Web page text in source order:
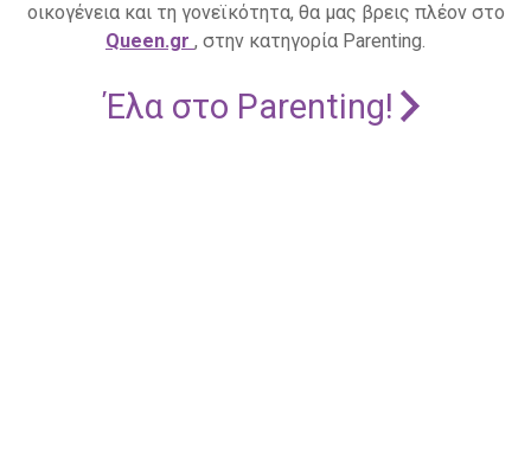
οικογένεια και τη γονεϊκότητα, θα μας βρεις πλέον στο
Queen.gr , στην κατηγορία Parenting.
Έλα στο Parenting!